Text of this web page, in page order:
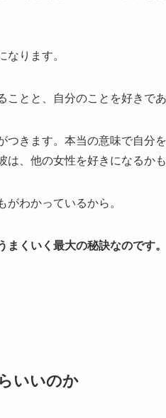
ります。
とと、自分のことを好きで
きます。本当の意味で自分
、他の女性を好きになるか
わかっているから。
くいく最大の秘訣なのです。
いいのか